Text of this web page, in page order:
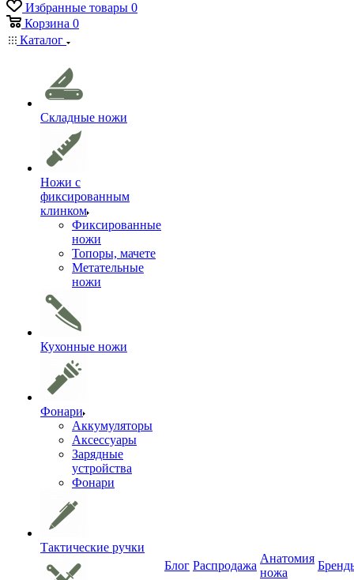
Избранные товары 0
Корзина 0
Каталог
Складные ножи
Ножи с
фиксированным
клинком
Фиксированные
ножи
Топоры, мачете
Метательные
ножи
Кухонные ножи
Фонари
Аккумуляторы
Аксессуары
Зарядные
устройства
Фонари
Тактические ручки
Блог Распродажа
Анатомия
ножа